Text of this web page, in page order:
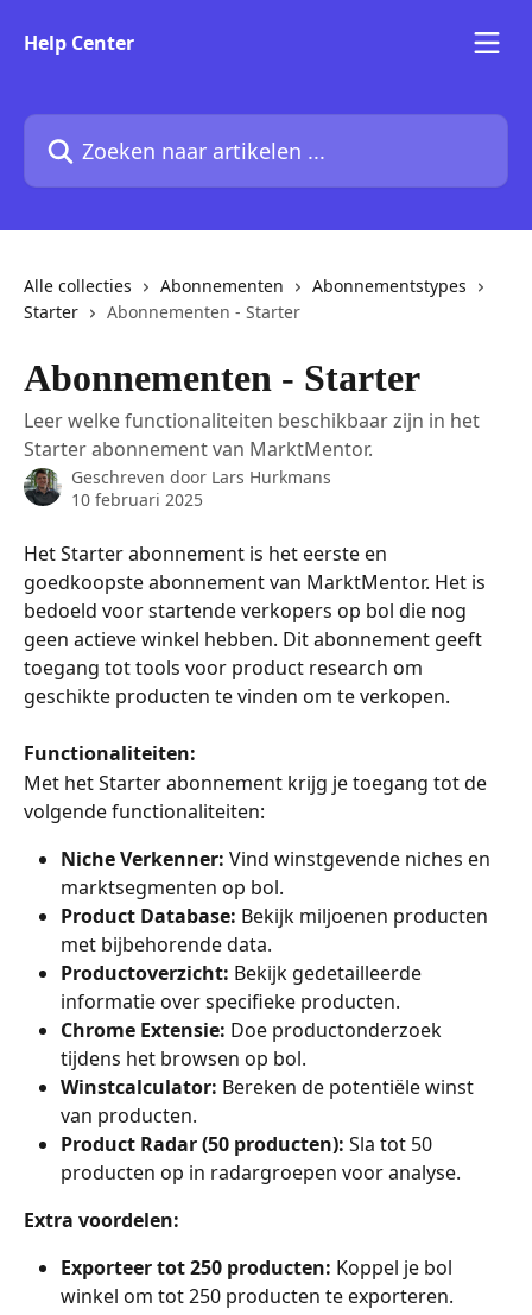
Help Center
Zoeken naar artikelen ...
Alle collecties Abonnementen
Abonnementstypes
Starter
Abonnementen - Starter
Abonnementen - Starter
Leer welke functionaliteiten beschikbaar zijn in het
Starter abonnement van MarktMentor.
Geschreven door Lars Hurkmans
10 februari 2025
Het Starter abonnement is het eerste en
goedkoopste abonnement van MarktMentor. Het is
bedoeld voor startende verkopers op bol die nog
geen actieve winkel hebben. Dit abonnement geeft
toegang tot tools voor product research om
geschikte producten te vinden om te verkopen.
Functionaliteiten:
Met het Starter abonnement krijg je toegang tot de
volgende functionaliteiten:
Niche Verkenner: Vind winstgevende niches en
marktsegmenten op bol.
Product Database: Bekijk miljoenen producten
met bijbehorende data.
Productoverzicht: Bekijk gedetailleerde
informatie over specifieke producten.
Chrome Extensie: Doe productonderzoek
tijdens het browsen op bol.
Winstcalculator: Bereken de potentiële winst
van producten.
Product Radar (50 producten): Sla tot 50
producten op in radargroepen voor analyse.
Extra voordelen:
Exporteer tot 250 producten: Koppel je bol
winkel om tot 250 producten te exporteren.